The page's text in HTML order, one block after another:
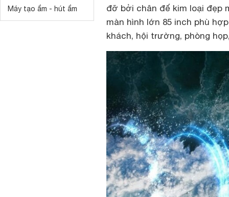
Máy tạo ẩm - hút ẩm
đỡ bởi chân đế kim loại đẹp
màn hình lớn 85 inch phù
khách, hội trường, phòng